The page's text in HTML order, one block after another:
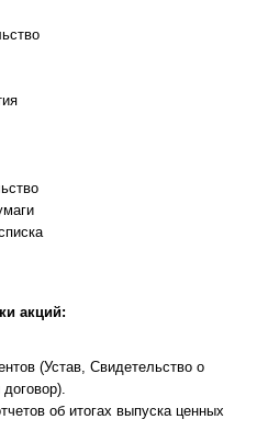
акций:
(Устав, Свидетельство о
об итогах выпуска ценных